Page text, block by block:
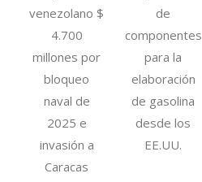
venezolano $
4.700
millones por
bloqueo
naval de
2025 e
invasión a
Caracas
de
componentes
para la
elaboración
de gasolina
desde los
EE.UU.